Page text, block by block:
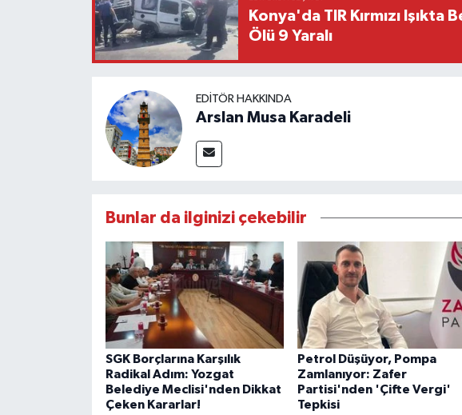
Konya'da TIR Kırmızı Işıkta
Ölü 9 Yaralı
EDITÖR HAKKINDA
Arslan Musa Karadeli
Bunlar da ilginizi çekebilir
SGK Borçlarına Karşılık
Radikal Adım: Yozgat
Belediye Meclisi'nden Dikkat
Çeken Kararlar!
Petrol Düşüyor, Pompa
Zamlanıyor: Zafer
Partisi'nden 'Çifte Vergi'
Tepkisi